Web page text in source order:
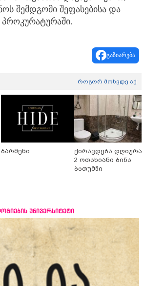
შემდგომი შეფასებისა და
პროკურატურაში.
გაზიარება
როგორ მოხვდე აქ
ბარმენი
ქირავდება
2 ოთახიანი ბინა
ბათუმში
უნივერსიტეტი